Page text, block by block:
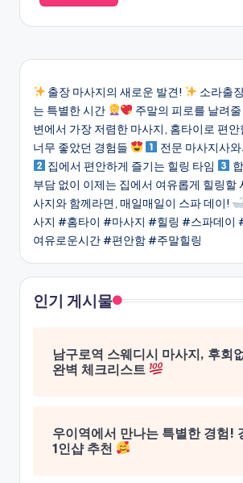
출장 마사지의 새로운 발견!
소라출
는 특별한 시간
주말의 피로를 날려
변에서 가장 저렴한 마사지, 홈타이로 편
너무 좋았던 경험들
전문 마사지사
집에서 편안하게 즐기는 힐링 타임
부담 없이 이제는 집에서 여유롭게 힐링할
사지와 함께라면, 매일매일이 스파 데이!
사지 #홈타이 #마사지 #힐링 #스파데이
여유로운시간 #편안함 #주말힐링
인기 게시물
남구로역 스웨디시 마사지, 후회
완벽 체크리스트
우이역에서 만나는 특별한 경험!
1인샵 추천